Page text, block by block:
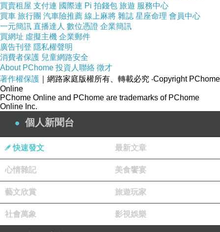
買賣租屋 支付連 國際連 Pi 拍錢包 旅遊 服務中心
買車 旅行團 汽車險推薦 線上麻將 雜誌 星座命理 會員中心
一元簡訊 直播達人 數位憑證 企業簡訊
買網址 虛擬主機 企業郵件
廣告刊登 隱私權聲明
消費者保護 兒童網路安全
About PChome 投資人聯絡 徵才
著作權保護 ｜網路家庭版權所有、轉載必究 ‧Copyright PChome
Online
PChome Online and PChome are trademarks of PChome
Online Inc.
個人新聞台
快速發文 最新文章
心情雜記 美食饗宴
藝文欣賞 旅遊玩家
社會萬象 影視娛樂